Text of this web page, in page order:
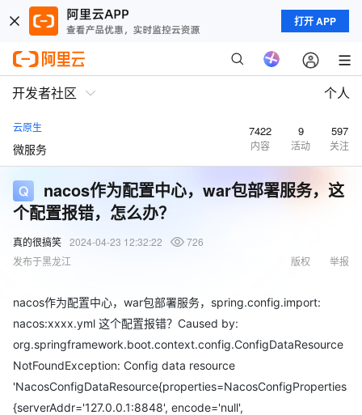
打开 APP
开发者社区 个人
云原生
微服务
7422
内容
9
活动
597
关注
nacos作为配置中心，war包部署服务，这
个配置报错，怎么办？
真的很搞笑 2024-04-23 12:32:22
726
发布于黑龙江
举报
版权
nacos作为配置中心，war包部署服务，spring.config.import:
nacos:xxxx.yml 这个配置报错？Caused by:
org.springframework.boot.context.config.ConfigDataResource
NotFoundException: Config data resource
'NacosConfigDataResource{properties=NacosConfigProperties
{serverAddr='127.0.0.1:8848', encode='null',